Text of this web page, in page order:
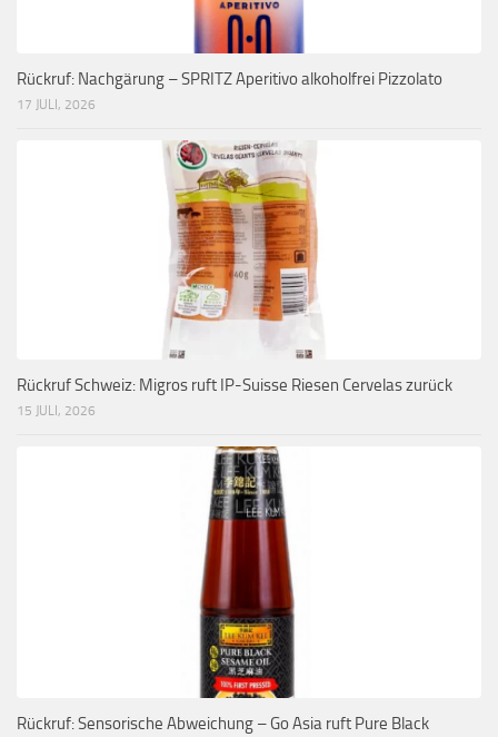
Rückruf: Nachgärung – SPRITZ Aperitivo alkoholfrei Pizzolato
17 JULI, 2026
Rückruf Schweiz: Migros ruft IP-Suisse Riesen Cervelas zurück
15 JULI, 2026
Rückruf: Sensorische Abweichung – Go Asia ruft Pure Black